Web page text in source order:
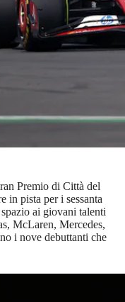
Premio di Città del
in pista per i sessanta
ai giovani talenti
McLaren, Mercedes,
i nove debuttanti che